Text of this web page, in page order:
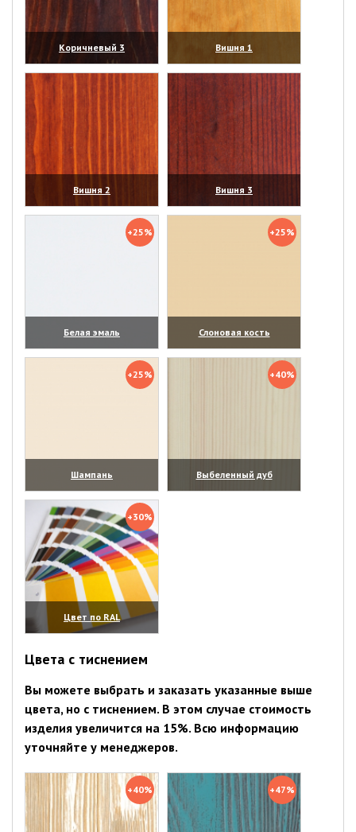
Коричневый 3
(увеличить)
Вишня 1
(увеличить)
Вишня 2
(увеличить)
Вишня 3
(увеличить)
+25%
Белая эмаль
(увеличить)
+25%
Слоновая кость
(увеличить)
+25%
Шампань
(увеличить)
+40%
Выбеленный дуб
(увеличить)
+30%
Цвет по RAL
(увеличить)
Цвета с тиснением
Вы можете выбрать и заказать указанные выше
цвета, но с тиснением. В этом случае стоимость
изделия увеличится на 15%. Всю информацию
уточняйте у менеджеров.
+40% +47%